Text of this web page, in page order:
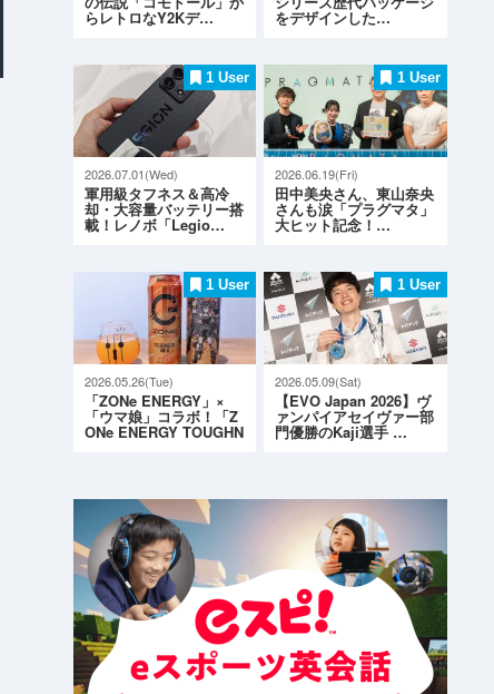
らレトロなY2Kデ… をデザインした…
1 User
2026.07.01(Wed)
軍用級タフネス＆高冷
却・大容量バッテリー搭
載！レノボ「Legio…
1 User
2026.06.19(Fri)
田中美央さん、東山奈央
さんも涙「プラグマタ」
大ヒット記念！…
1 User
2026.05.26(Tue)
「ZONe ENERGY」×
「ウマ娘」コラボ！「Z
ONe ENERGY TOUGHN
1 User
2026.05.09(Sat)
【EVO Japan 2026】ヴ
ァンパイアセイヴァー部
門優勝のKaji選手 …